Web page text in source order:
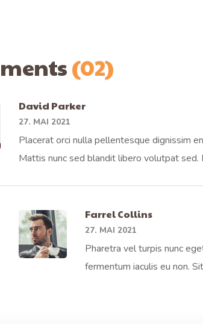
(02)
David Parker
27. MAI 2021
Placerat orci nulla pellentesque dignissim
Mattis nunc sed blandit libero volutpat sed.
Farrel Collins
27. MAI 2021
Pharetra vel turpis nunc
fermentum iaculis eu non.